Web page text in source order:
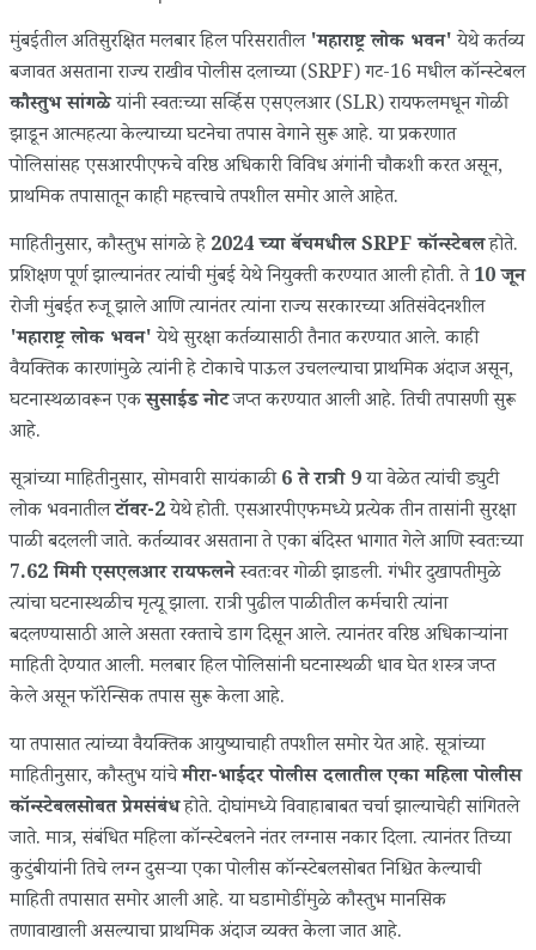
मुंबईतील अतिसुरक्षित मलबार हिल परिसरातील 'महाराष्ट्र लोक भवन'येथे कर्तव्य
बजावत असताना राज्य राखीव पोलीस दलाच्या (SRPF) गट-16 मधील कॉन्स्टेबल
कौस्तुभ सांगळेयांनी स्वतःच्या सर्व्हिस एसएलआर (SLR) रायफलमधून गोळी
झाडून आत्महत्या केल्याच्या घटनेचा तपास वेगाने सुरू आहे. या प्रकरणात
पोलिसांसह एसआरपीएफचे वरिष्ठ अधिकारी विविध अंगांनी चौकशी करत असून,
प्राथमिक तपासातून काही महत्त्वाचे तपशील समोर आले आहेत.
माहितीनुसार, कौस्तुभ सांगळे हे 2024 च्या बॅचमधील SRPF कॉन्स्टेबलहोते.
प्रशिक्षण पूर्ण झाल्यानंतर त्यांची मुंबई येथे नियुक्ती करण्यात आली होती. ते10 जून
रोजी मुंबईत रुजू झाले आणि त्यानंतर त्यांना राज्य सरकारच्या अतिसंवेदनशील
'महाराष्ट्र लोक भवन'येथे सुरक्षा कर्तव्यासाठी तैनात करण्यात आले. काही
वैयक्तिक कारणांमुळे त्यांनी हे टोकाचे पाऊल उचलल्याचा प्राथमिक अंदाज असून,
घटनास्थळावरून एकसुसाईड नोटजप्त करण्यात आली आहे. तिची तपासणी सुरू
आहे.
सूत्रांच्या माहितीनुसार, सोमवारी सायंकाळी6 ते रात्री 9या वेळेत त्यांची ड्युटी
लोक भवनातीलटॉवर-2येथे होती. एसआरपीएफमध्ये प्रत्येक तीन तासांनी सुरक्षा
पाळी बदलली जाते. कर्तव्यावर असताना ते एका बंदिस्त भागात गेले आणि स्वतःच्या
7.62 मिमी एसएलआर रायफलनेस्वतःवर गोळी झाडली. गंभीर दुखापतीमुळे
त्यांचा घटनास्थळीच मृत्यू झाला. रात्री पुढील पाळीतील कर्मचारी त्यांना
बदलण्यासाठी आले असता रक्ताचे डाग दिसून आले. त्यानंतर वरिष्ठ अधिकाऱ्यांना
माहिती देण्यात आली. मलबार हिल पोलिसांनी घटनास्थळी धाव घेत शस्त्र जप्त
केले असून फॉरेन्सिक तपास सुरू केला आहे.
या तपासात त्यांच्या वैयक्तिक आयुष्याचाही तपशील समोर येत आहे. सूत्रांच्या
माहितीनुसार, कौस्तुभ यांचेमीरा-भाईंदर पोलीस दलातील एका महिला पोलीस
कॉन्स्टेबलसोबत प्रेमसंबंधहोते. दोघांमध्ये विवाहाबाबत चर्चा झाल्याचेही सांगितले
जाते. मात्र, संबंधित महिला कॉन्स्टेबलने नंतर लग्नास नकार दिला. त्यानंतर तिच्या
कुटुंबीयांनी तिचे लग्न दुसऱ्या एका पोलीस कॉन्स्टेबलसोबत निश्चित केल्याची
माहिती तपासात समोर आली आहे. या घडामोडींमुळे कौस्तुभ मानसिक
तणावाखाली असल्याचा प्राथमिक अंदाज व्यक्त केला जात आहे.